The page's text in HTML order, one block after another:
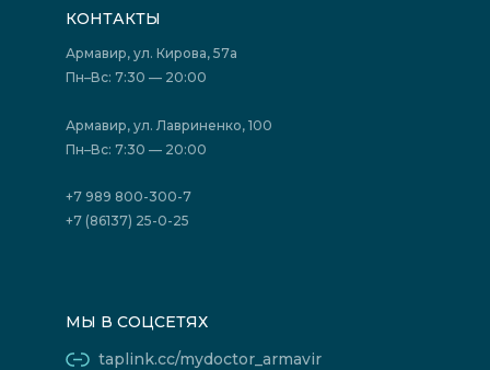
Лицензии
Фотогалерея
Политика конфиденциальности
Акции
Подготовка к сдаче анализов
Акции
Отзывы
Государственные программы
Юридическим лицам
КОНТАКТЫ
Армавир, ул. Кирова, 57а
Пн–Вс: 7:30 — 20:00
Армавир, ул. Лавриненко, 100
Пн–Вс: 7:30 — 20:00
+7 989 800-300-7
+7 (86137) 25-0-25
МЫ В СОЦСЕТЯХ
taplink.cc/mydoctor_armavir